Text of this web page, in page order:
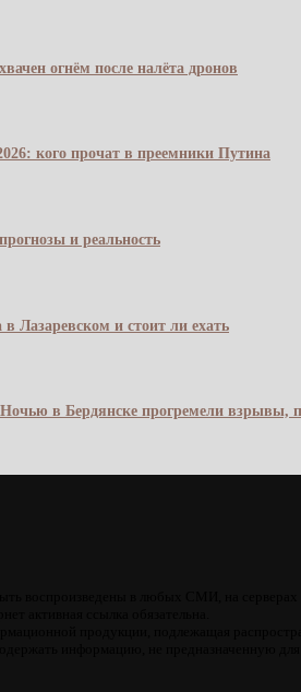
огнём после налёта дронов
кого прочат в преемники Путина
и реальность
Лазаревском и стоит ли ехать
в Бердянске прогремели взрывы,